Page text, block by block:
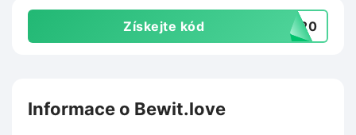
Získejte kód DS20
Informace o Bewit.love